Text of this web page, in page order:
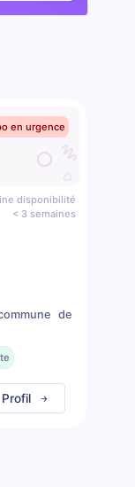
en urgence
disponibilité
< 3 semaines
de
Profil